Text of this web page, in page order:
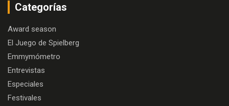
Categorías
Award season
El Juego de Spielberg
Emmymómetro
Entrevistas
Especiales
Festivales